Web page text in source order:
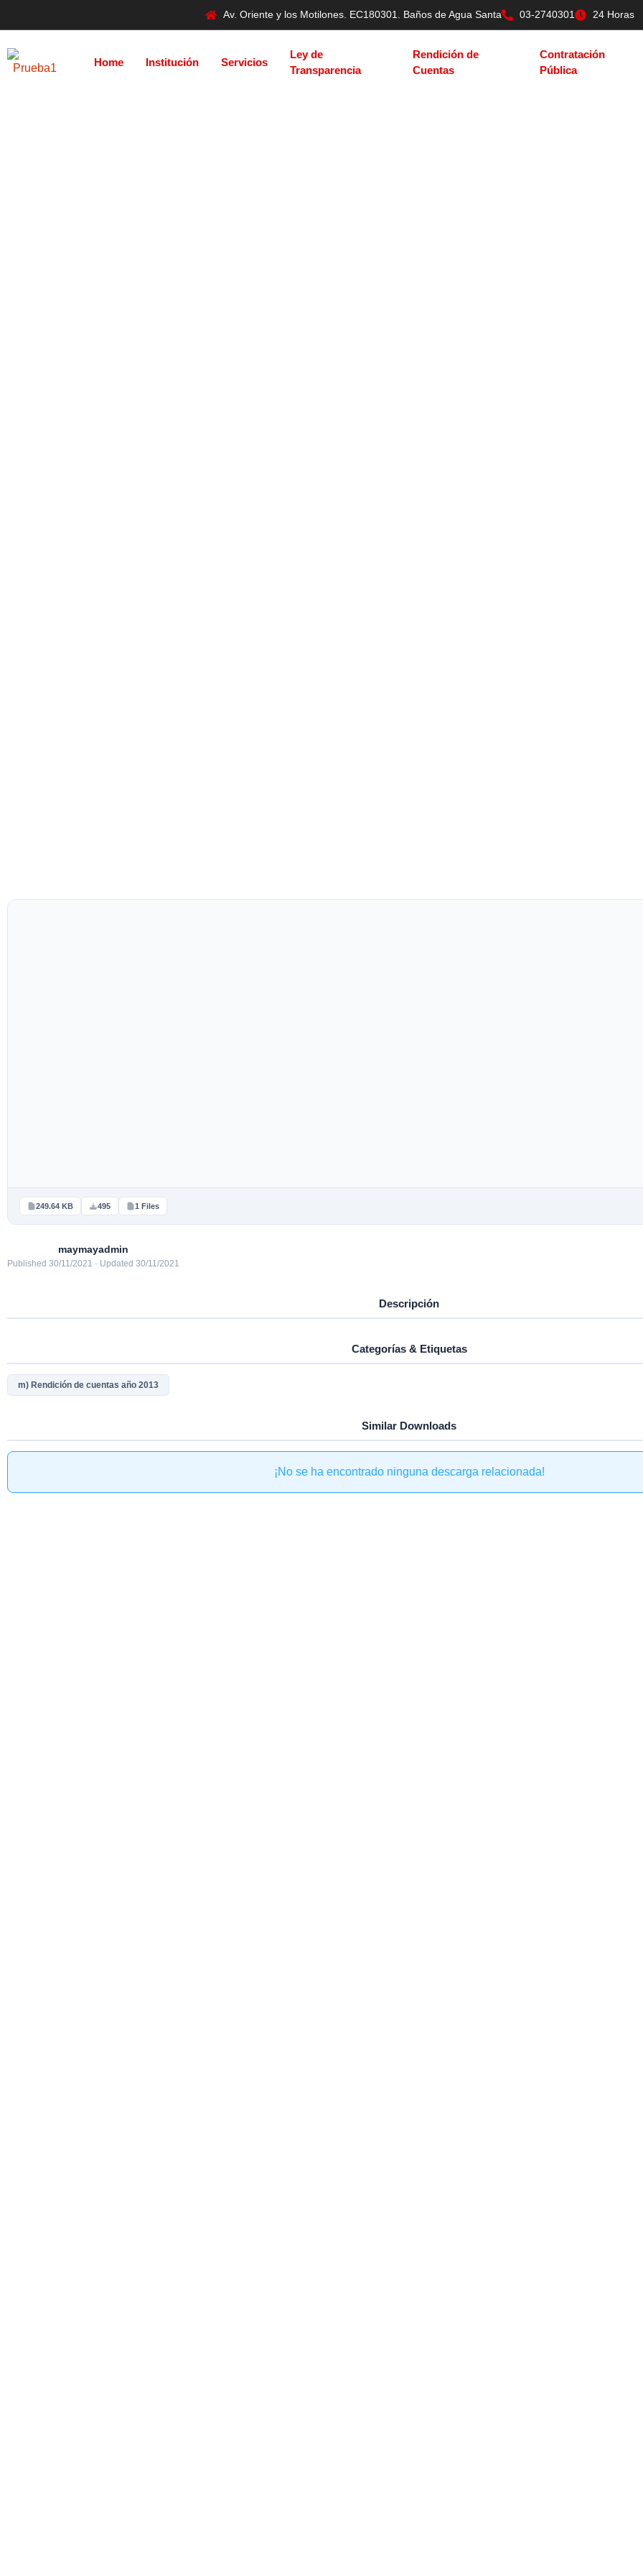
Av. Oriente y los Motilones. EC180301. Baños de Agua Santa 03-2740301 24 Horas
Home Institución Servicios
Ley de
Transparencia
Rendición de
Cuentas
Contratación
Pública
249.64 KB 495 1 Files
maymayadmin
Published 30/11/2021 · Updated 30/11/2021
Descripción
Categorías & Etiquetas
m) Rendición de cuentas año 2013
Similar Downloads
¡No se ha encontrado ninguna descarga relacionada!